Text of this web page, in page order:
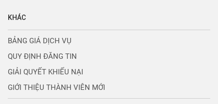
KHÁC
BẢNG GIÁ DỊCH VỤ
QUY ĐỊNH ĐĂNG TIN
GIẢI QUYẾT KHIẾU NẠI
GIỚI THIỆU THÀNH VIÊN MỚI